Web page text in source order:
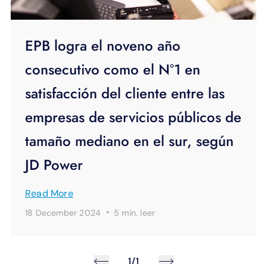
EPB logra el noveno año
consecutivo como el N°1 en
satisfacción del cliente entre las
empresas de servicios públicos de
tamaño mediano en el sur, según
JD Power
Read More
18 December 2024 · 5 min. leer
1/1